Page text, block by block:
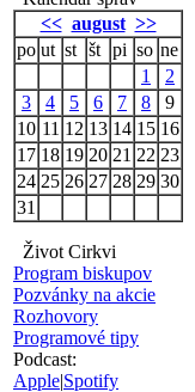
<< august >>
po ut st št pi so ne
1
2
3
4 5 6 7 8
9
10 11 12 13 14 15 16
17 18 19 20 21 22 23
24 25 26 27 28 29 30
31
Život Cirkvi
Program biskupov
Pozvánky na akcie
Rozhovory
Programové tipy
Podcast:
Apple|Spotify